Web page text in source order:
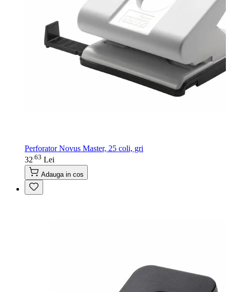
Perforator Novus Master, 25 coli, gri
32 63 Lei
Adauga in cos